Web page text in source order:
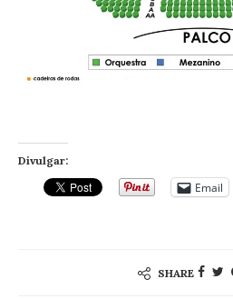
Divulgar:
Email
SHARE